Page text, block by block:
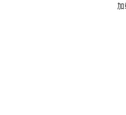
加